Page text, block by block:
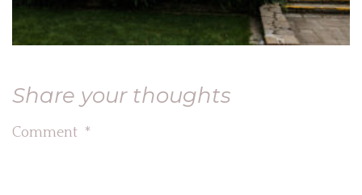
Share your thoughts
Comment *